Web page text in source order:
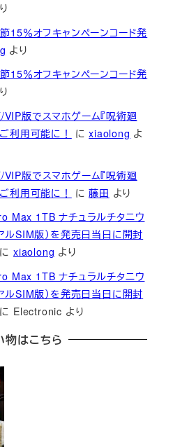
15％オフキャンペーンコード発
より
15％オフキャンペーンコード発
版でスマホゲーム『呪術廻
利用可能に！
にxiaolong よ
版でスマホゲーム『呪術廻
利用可能に！
に藤田 より
Max 1TB ナチュラルチタニウ
ルSIM版）を発売日当日に開封
にxiaolong より
Max 1TB ナチュラルチタニウ
ルSIM版）を発売日当日に開封
に Electronic より
物はこちら